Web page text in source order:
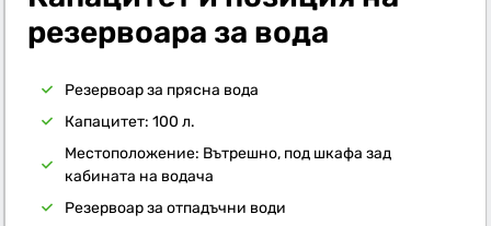
резервоара за вода
Резервоар за прясна вода
Капацитет: 100 л.
Местоположение: Вътрешно, под шкафа зад
кабината на водача
Резервоар за отпадъчни води